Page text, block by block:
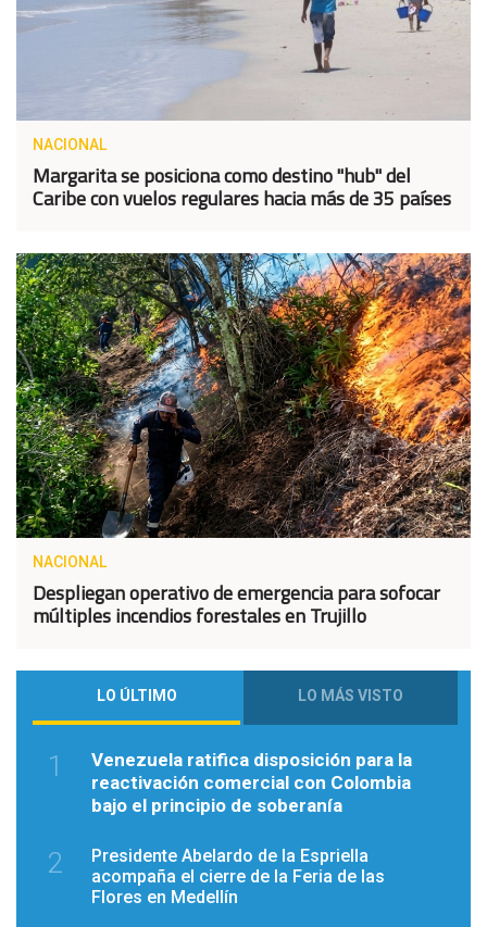
NACIONAL
Margarita se posiciona como destino "hub" del
Caribe con vuelos regulares hacia más de 35 países
NACIONAL
Despliegan operativo de emergencia para sofocar
múltiples incendios forestales en Trujillo
LO ÚLTIMO LO MÁS VISTO
1
Venezuela ratifica disposición para la
reactivación comercial con Colombia
bajo el principio de soberanía
2
Presidente Abelardo de la Espriella
acompaña el cierre de la Feria de las
Flores en Medellín